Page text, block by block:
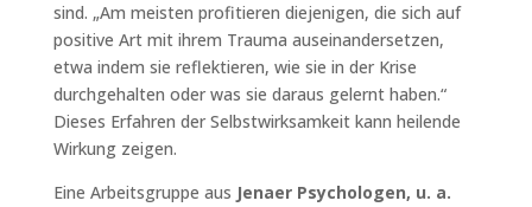
sind. „Am meisten profitieren diejenigen, die sich auf
positive Art mit ihrem Trauma auseinandersetzen,
etwa indem sie reflektieren, wie sie in der Krise
durchgehalten oder was sie daraus gelernt haben.“
Dieses Erfahren der Selbstwirksamkeit kann heilende
Wirkung zeigen.
Eine Arbeitsgruppe aus Jenaer Psychologen, u. a.